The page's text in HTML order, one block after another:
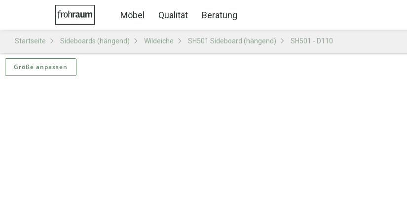
Möbel Qualität Beratung
Startseite Sideboards (hängend) Wildeiche SH501 Sideboard (hängend) SH501 - D110
Größe anpassen